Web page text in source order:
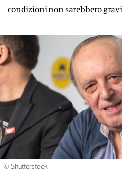
condizioni non sarebbero gravi
© Shutterstock